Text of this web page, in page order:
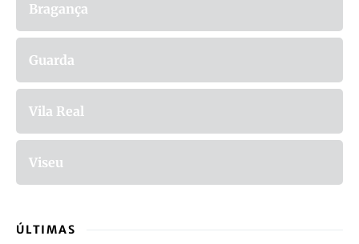
Bragança
Guarda
Vila Real
Viseu
ÚLTIMAS